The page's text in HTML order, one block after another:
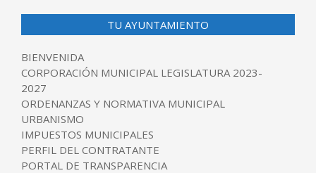
TU AYUNTAMIENTO
BIENVENIDA
CORPORACIÓN MUNICIPAL LEGISLATURA 2023-
2027
ORDENANZAS Y NORMATIVA MUNICIPAL
URBANISMO
IMPUESTOS MUNICIPALES
PERFIL DEL CONTRATANTE
PORTAL DE TRANSPARENCIA